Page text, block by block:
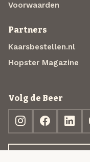
Voorwaarden
Partners
Kaarsbestellen.nl
Hopster Magazine
Volg de Beer